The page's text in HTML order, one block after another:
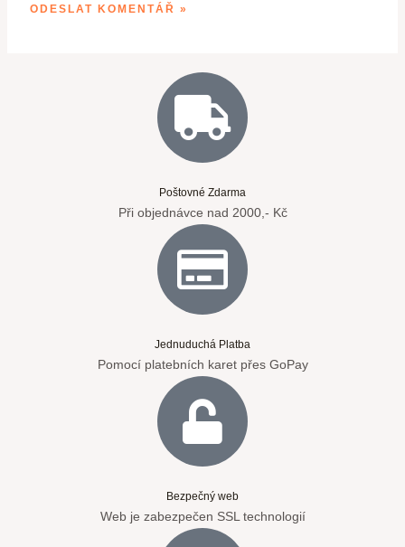
Poštovné Zdarma
Při objednávce nad 2000,- Kč
Jednuduchá Platba
Pomocí platebních karet přes GoPay
Bezpečný web
Web je zabezpečen SSL technologií